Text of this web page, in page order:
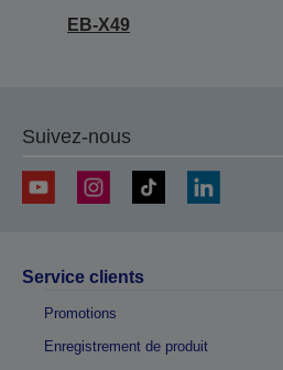
EB-X49
Suivez-nous
Service clients
Promotions
Enregistrement de produit